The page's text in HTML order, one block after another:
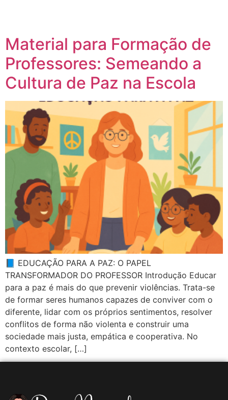
Material para Formação de
Professores: Semeando a
Cultura de Paz na Escola
📘 EDUCAÇÃO PARA A PAZ: O PAPEL
TRANSFORMADOR DO PROFESSOR Introdução Educar
para a paz é mais do que prevenir violências. Trata-se
de formar seres humanos capazes de conviver com o
diferente, lidar com os próprios sentimentos, resolver
conflitos de forma não violenta e construir uma
sociedade mais justa, empática e cooperativa. No
contexto escolar, […]